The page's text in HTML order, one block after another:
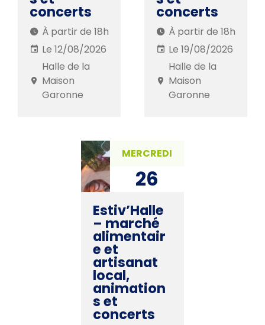
concerts
À partir de 18h
Le 12/08/2026
Halle de la
Maison
Garonne
concerts
À partir de 18h
Le 19/08/2026
Halle de la
Maison
Garonne
MERCREDI
26
Estiv’Halle
– marché
alimentair
e et
artisanat
local,
animation
s et
concerts